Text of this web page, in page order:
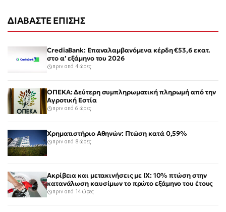
ΔΙΑΒΑΣΤΕ ΕΠΙΣΗΣ
CrediaBank: Επαναλαμβανόμενα κέρδη €53,6 εκατ.
στο α’ εξάμηνο του 2026
πριν από 4 ώρες
ΟΠΕΚΑ: Δεύτερη συμπληρωματική πληρωμή από την
Αγροτική Εστία
πριν από 6 ώρες
Χρηματιστήριο Αθηνών: Πτώση κατά 0,59%
πριν από 8 ώρες
Ακρίβεια και μετακινήσεις με ΙΧ: 10% πτώση στην
κατανάλωση καυσίμων το πρώτο εξάμηνο του έτους
πριν από 14 ώρες